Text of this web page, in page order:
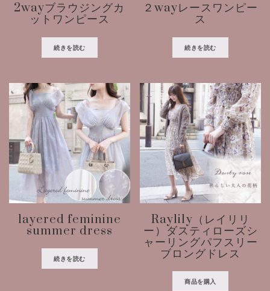
2wayブラウジングカ
ットワンピース
続きを読む
２wayレースワンピー
ス
続きを読む
layered feminine
summer dress
続きを読む
Raylily（レイリリ
ー）ダスティローズシ
ャーリングパフスリー
ブロングドレス
商品を購入